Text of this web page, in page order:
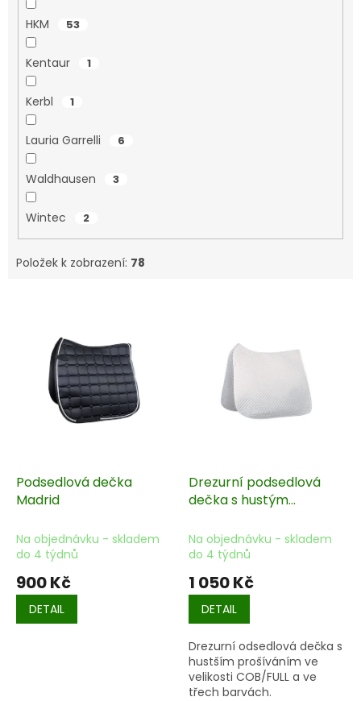
HKM 53
Kentaur 1
Kerbl 1
Lauria Garrelli 6
Waldhausen 3
Wintec 2
Položek k zobrazení: 78
Podsedlová dečka
Madrid
Na objednávku - skladem
do 4 týdnů
900 Kč
DETAIL
Drezurní podsedlová
dečka s hustým
Na objednávku - skladem
do 4 týdnů
1 050 Kč
DETAIL
Drezurní odsedlová dečka s
hustším prošíváním ve
velikosti COB/FULL a ve
třech barvách.